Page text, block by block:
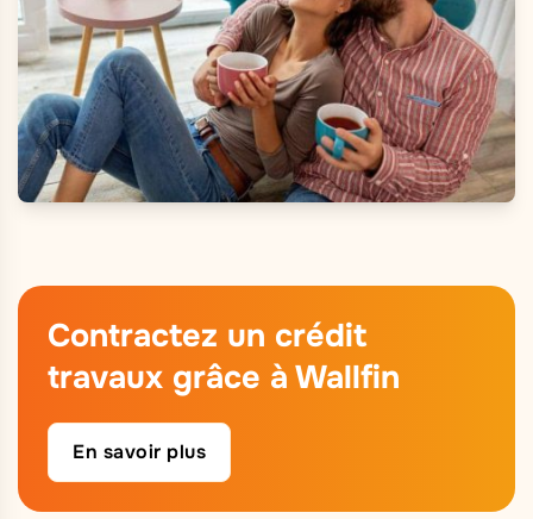
Contractez un crédit
travaux grâce à Wallfin
En savoir plus